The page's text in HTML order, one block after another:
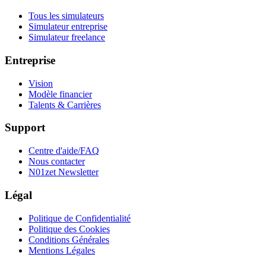
Tous les simulateurs
Simulateur entreprise
Simulateur freelance
Entreprise
Vision
Modèle financier
Talents & Carrières
Support
Centre d'aide/FAQ
Nous contacter
N01zet Newsletter
Légal
Politique de Confidentialité
Politique des Cookies
Conditions Générales
Mentions Légales